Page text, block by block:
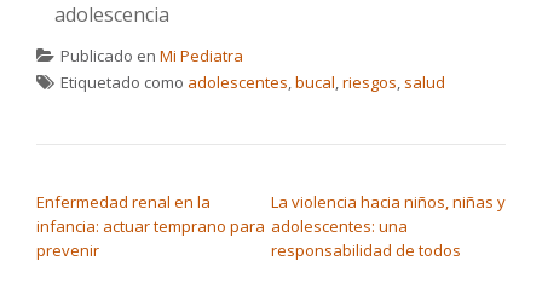
adolescencia
Publicado en Mi Pediatra
Etiquetado como adolescentes,bucal,riesgos, salud
Enfermedad renal en la
infancia: actuar temprano para
prevenir
La violencia hacia niños, niñas y
adolescentes: una
responsabilidad de todos